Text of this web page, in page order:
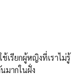
ช้เรียกผู้หญิงที่เราไม่รู้
มากในฝั่ง